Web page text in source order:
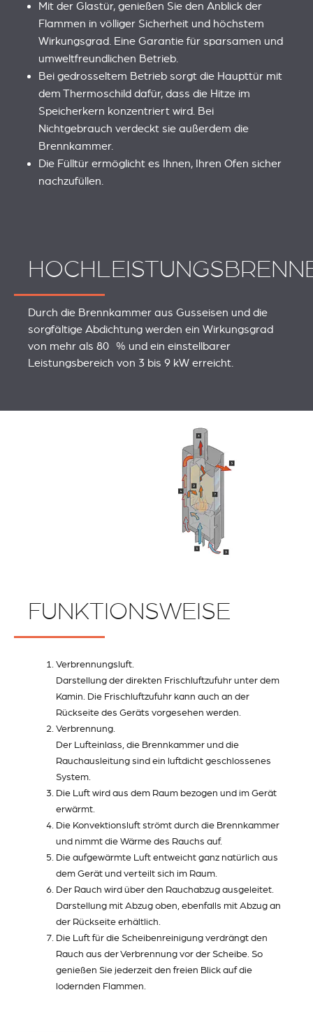
Mit der Glastür, genießen Sie den Anblick der
Flammen in völliger Sicherheit und höchstem
Wirkungsgrad. Eine Garantie für sparsamen und
umweltfreundlichen Betrieb.
Bei gedrosseltem Betrieb sorgt die Haupttür mit
dem Thermoschild dafür, dass die Hitze im
Speicherkern konzentriert wird. Bei
Nichtgebrauch verdeckt sie außerdem die
Brennkammer.
Die Fülltür ermöglicht es Ihnen, Ihren Ofen sicher
nachzufüllen.
Durch die Brennkammer aus Gusseisen und die
sorgfältige Abdichtung werden ein Wirkungsgrad
von mehr als 80 % und ein einstellbarer
Leistungsbereich von 3 bis 9 kW erreicht.
FUNKTIONSWEISE
Verbrennungsluft.
Darstellung der direkten Frischluftzufuhr unter dem
Kamin. Die Frischluftzufuhr kann auch an der
Rückseite des Geräts vorgesehen werden.
Verbrennung.
Der Lufteinlass, die Brennkammer und die
Rauchausleitung sind ein luftdicht geschlossenes
System.
Die Luft wird aus dem Raum bezogen und im Gerät
erwärmt.
Die Konvektionsluft strömt durch die Brennkammer
und nimmt die Wärme des Rauchs auf.
Die aufgewärmte Luft entweicht ganz natürlich aus
dem Gerät und verteilt sich im Raum.
Der Rauch wird über den Rauchabzug ausgeleitet.
Darstellung mit Abzug oben, ebenfalls mit Abzug an
der Rückseite erhältlich.
Die Luft für die Scheibenreinigung verdrängt den
Rauch aus der Verbrennung vor der Scheibe. So
genießen Sie jederzeit den freien Blick auf die
lodernden Flammen.